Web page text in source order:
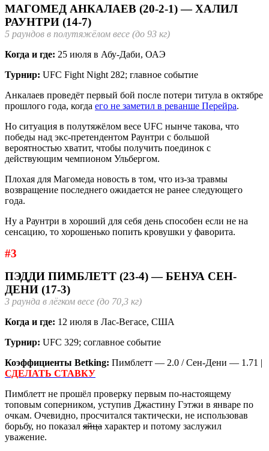
МАГОМЕД АНКАЛАЕВ (20-2-1) — ХАЛИЛ
РАУНТРИ (14-7)
5 раундов в полутяжёлом весе (до 93 кг)
Когда и где: 25 июля в Абу-Даби, ОАЭ
Турнир: UFC Fight Night 282; главное событие
Анкалаев проведёт первый бой после потери титула в октябре
прошлого года, когда его не заметил в реванше Перейра.
Но ситуация в полутяжёлом весе UFC нынче такова, что
победы над экс-претендентом Раунтри с большой
вероятностью хватит, чтобы получить поединок с
действующим чемпионом Ульбергом.
Плохая для Магомеда новость в том, что из-за травмы
возвращение последнего ожидается не ранее следующего
года.
Ну а Раунтри в хороший для себя день способен если не на
сенсацию, то хорошенько попить кровушки у фаворита.
#3
ПЭДДИ ПИМБЛЕТТ (23-4) — БЕНУА СЕН-
ДЕНИ (17-3)
3 раунда в лёгком весе (до 70,3 кг)
Когда и где: 12 июля в Лас-Вегасе, США
Турнир: UFC 329; соглавное событие
Коэффициенты Betking: Пимблетт — 2.0 / Сен-Дени — 1.71 |
СДЕЛАТЬ СТАВКУ
Пимблетт не прошёл проверку первым по-настоящему
топовым соперником, уступив Джастину Гэтжи в январе по
очкам. Очевидно, просчитался тактически, не использовав
борьбу, но показал яйца характер и потому заслужил
уважение.